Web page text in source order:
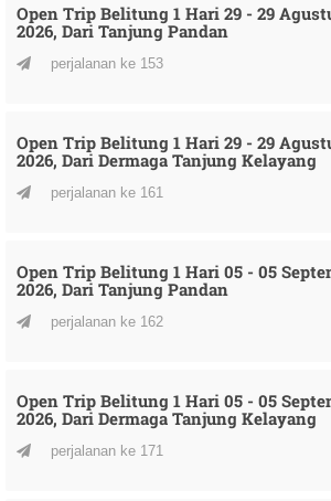
Open Trip Belitung 1 Hari 29 - 29
2026, Dari Tanjung Pandan
perjalanan ke 153
Open Trip Belitung 1 Hari 29 - 29
2026, Dari Dermaga Tanjung Kelayang
perjalanan ke 161
Open Trip Belitung 1 Hari 05 - 05
2026, Dari Tanjung Pandan
perjalanan ke 162
Open Trip Belitung 1 Hari 05 - 05
2026, Dari Dermaga Tanjung Kelayang
perjalanan ke 171